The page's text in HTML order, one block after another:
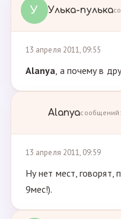
У Улька-пулька
13 апреля 2011, 09:55
Alanya, а почему в
Alanyaсообщений:
13 апреля 2011, 09:59
Ну нет мест, говорят,
9мес!).